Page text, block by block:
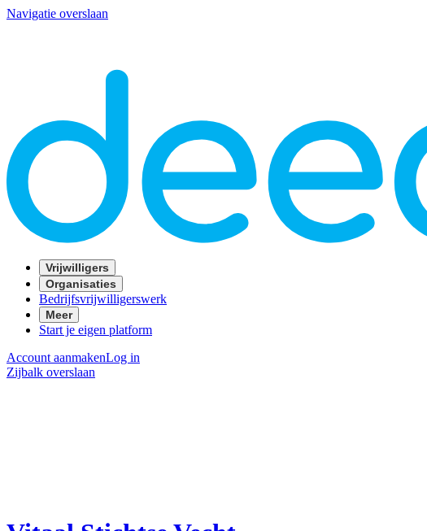
Navigatie overslaan
Vrijwilligers
Organisaties
Bedrijfsvrijwilligerswerk
Meer
Start je eigen platform
Account aanmakenLog in
Zijbalk overslaan